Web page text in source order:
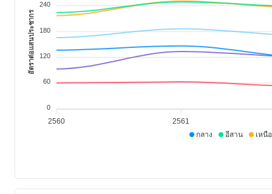
กลาง อีสาน เหนือ
2560 2561
240
180
120
60
0
อัตราต่อแสนประชากร